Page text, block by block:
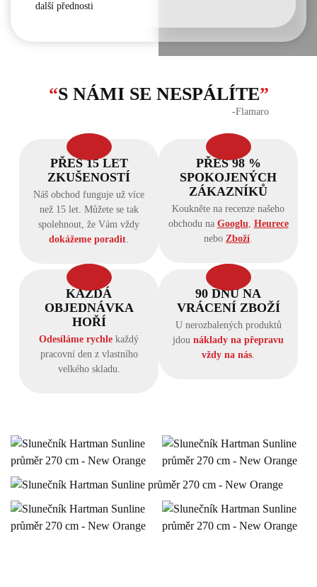
další přednosti
“S NÁMI SE NESPÁLÍTE”
‐Flamaro
PŘES 15 LET
ZKUŠENOSTÍ
Náš obchod funguje už více
než 15 let. Můžete se tak
spolehnout, že Vám vždy
dokážeme poradit.
PŘES 98 %
SPOKOJENÝCH
ZÁKAZNÍKŮ
Koukněte na recenze našeho
obchodu na Googlu, Heurece
nebo Zboží.
KAŽDÁ
OBJEDNÁVKA
HOŘÍ
Odesíláme rychle každý
pracovní den z vlastního
velkého skladu.
90 DNŮ NA
VRÁCENÍ ZBOŽÍ
U nerozbalených produktů
jdou náklady na přepravu
vždy na nás.